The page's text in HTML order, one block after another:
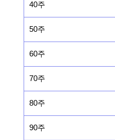
40주
50주
60주
70주
80주
90주